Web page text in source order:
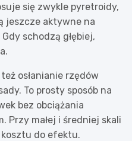
się zwykle pyretroidy,
jeszcze aktywne na
schodzą głębiej,
osłanianie rzędów
To prosty sposób na
bez obciążania
Przy małej i średniej skali
do efektu.